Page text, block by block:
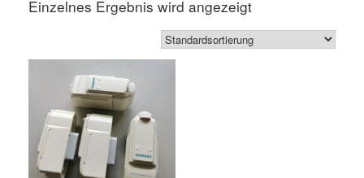
Einzelnes Ergebnis wird angezeigt